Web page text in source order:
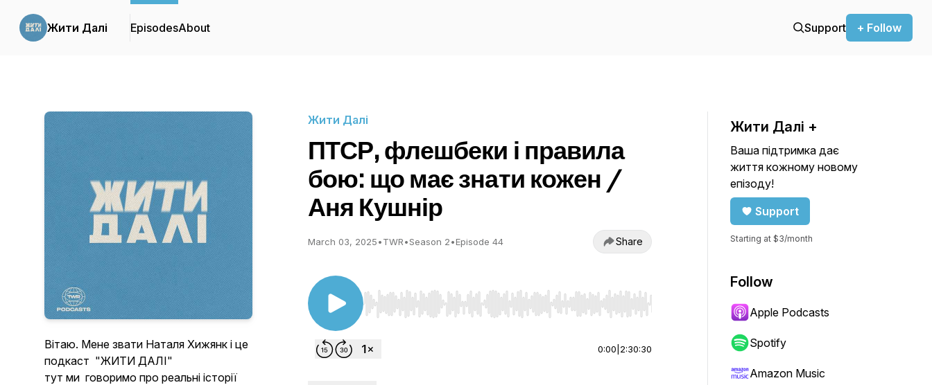
Жити Далі EpisodesAbout Support + Follow
Вітаю. Мене звати Наталя Хижянк і це
подкаст "ЖИТИ ДАЛІ"
тут ми говоримо про реальні історії
Жити Далі
ПТСР, флешбеки і правила
бою: що має знати кожен /
Аня Кушнір
March 03, 2025•TWR•Season 2•Episode 44 Share
Use Left/Right to seek, Home/End to jump to start or end. Hold shift to jump forward or backward.
0:00 2:30:30
Жити Далі +
Ваша підтримка дає
життя кожному новому
епізоду!
Support
Starting at $3/month
Follow
Apple Podcasts
Spotify
Amazon Music